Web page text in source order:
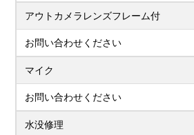
アウトカメラレンズフレーム付
お問い合わせください
マイク
お問い合わせください
水没修理